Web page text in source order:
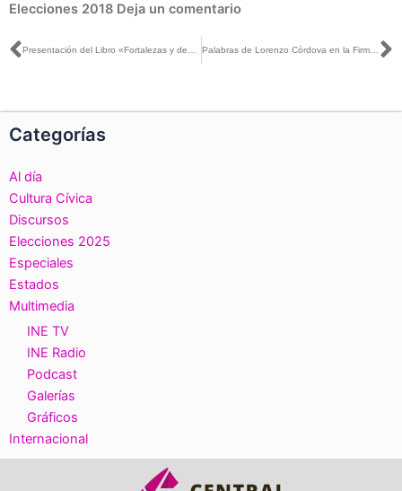
Elecciones 2018 Deja un comentario
Ant Presentación del Libro «Fortalezas y debilidades del sistema electoral mexicano Perspectiva federal y local» Palabras de Lorenzo Córdova en la Firma de Convenios de Colaboración entre el INE, el Colegio Nacional del Notariado Mexicano y el Colegio de Notarios del Distrito Federal
Categorías
Al día
Cultura Cívica
Discursos
Elecciones 2025
Especiales
Estados
Multimedia
INE TV
INE Radio
Podcast
Galerías
Gráficos
Internacional